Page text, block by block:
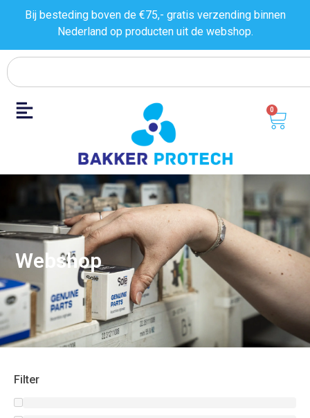
Bij besteding boven de €75,- gratis verzending binnen
Nederland op producten uit de webshop.
0
Webshop
Filter